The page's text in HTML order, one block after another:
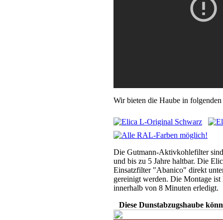
Wir bieten die Haube in
Die Gutmann-Aktivkohlefilter
und bis zu 5 Jahre haltbar. Die
Einsatzfilter "Abanico" direkt
gereinigt werden. Die Montage
innerhalb von 8 Minuten erledigt.
Diese Dunstabzugshaube